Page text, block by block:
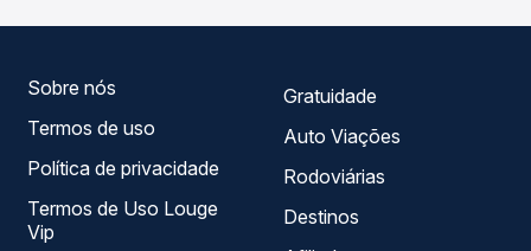
Sobre nós
Termos de uso
Política de privacidade
Termos de Uso Louge
Vip
Gratuidade
Auto Viações
Rodoviárias
Destinos